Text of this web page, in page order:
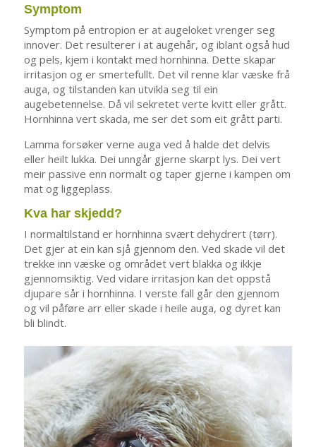
Symptom
Symptom på entropion er at augeloket vrenger seg
innover. Det resulterer i at augehår, og iblant også hud
og pels, kjem i kontakt med hornhinna. Dette skapar
irritasjon og er smertefullt. Det vil renne klar væske frå
auga, og tilstanden kan utvikla seg til ein
augebetennelse. Då vil sekretet verte kvitt eller grått.
Hornhinna vert skada, me ser det som eit grått parti.
Lamma forsøker verne auga ved å halde det delvis
eller heilt lukka. Dei unngår gjerne skarpt lys. Dei vert
meir passive enn normalt og taper gjerne i kampen om
mat og liggeplass.
Kva har skjedd?
I normaltilstand er hornhinna svært dehydrert (tørr).
Det gjer at ein kan sjå gjennom den. Ved skade vil det
trekke inn væske og området vert blakka og ikkje
gjennomsiktig. Ved vidare irritasjon kan det oppstå
djupare sår i hornhinna. I verste fall går den gjennom
og vil påføre arr eller skade i heile auga, og dyret kan
bli blindt.